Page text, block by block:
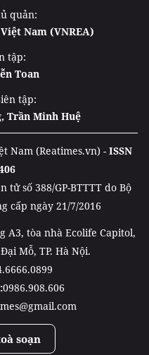
quản:
Nam (VNREA)
tập:
Toan
tập:
Trần Minh Huệ
Nam (Reatimes.vn) - ISSN
số 388/GP-BTTTT do Bộ
cấp ngày 21/7/2016
A3, tòa nhà Ecolife Capitol,
Mỗ, TP. Hà Nội.
0986.908.606
soạn